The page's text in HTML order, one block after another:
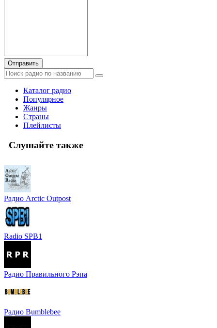
Отправить
Каталог радио
Популярное
Жанры
Страны
Плейлисты
Слушайте также
Радио Arctic Outpost
Radio SPB1
Радио Правильного Рэпа
Радио Bumblebee